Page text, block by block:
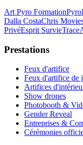
Art Pyro Formation
Dalla CostaChris
PrivéEsprit Survie
Prestations
Feux d'artifice
Feux d'artifice de
Artifices
Show drones
Photobooth &
Gender Reveal
Entreprises &
Cérémonies